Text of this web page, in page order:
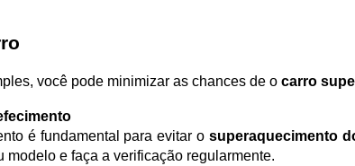
você pode minimizar as chances de o carro
é fundamental para evitar o superaquecimento
e faça a verificação regularmente.